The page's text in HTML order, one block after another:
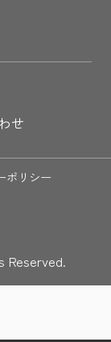
せ
ポリシー
Reserved.